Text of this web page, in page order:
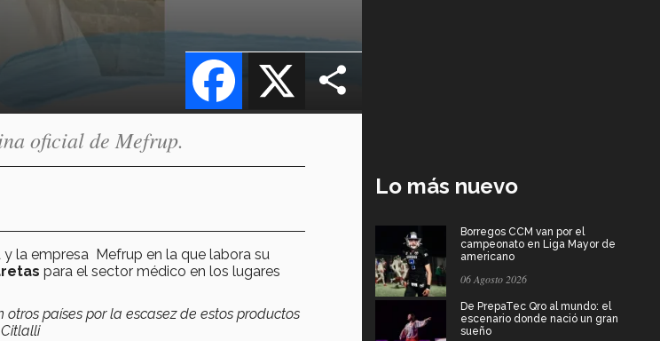
X
Facebook
oficial de Mefrup.
y la empresa Mefrup en la que labora su
para el sector médico en los lugares
países por la escasez de estos productos
Lo más nuevo
Borregos CCM van por el
campeonato en Liga Mayor de
americano
06 Agosto 2026
De PrepaTec Qro al mundo: el
escenario donde nació un gran
sueño